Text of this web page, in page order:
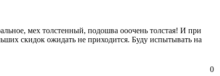
мех толстенный, подошва ооочень толстая! И при
скидок ожидать не приходится. Буду испытывать на
0